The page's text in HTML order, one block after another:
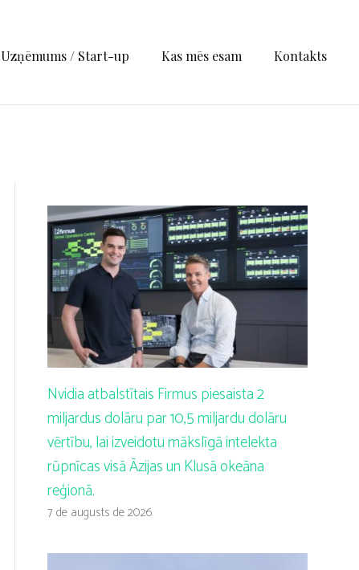
Uzņēmums / Start-up Kas mēs esam Kontakts
Nvidia atbalstītais Firmus piesaista 2
miljardus dolāru par 10,5 miljardu dolāru
vērtību, lai izveidotu mākslīgā intelekta
rūpnīcas visā Āzijas un Klusā okeāna
reģionā.
7 de augusts de 2026